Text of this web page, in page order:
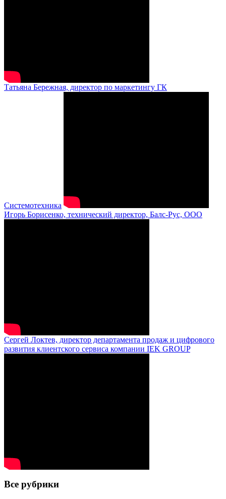
Татьяна Бережная, директор по маркетингу ГК
Системотехника
Игорь Борисенко, технический директор, Балс-Рус, ООО
Сергей Локтев, директор департамента продаж и цифрового
развития клиентского сервиса компании IEK GROUP
Все рубрики